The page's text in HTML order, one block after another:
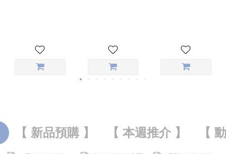
【 新品預購 】 【 本週推介 】 【